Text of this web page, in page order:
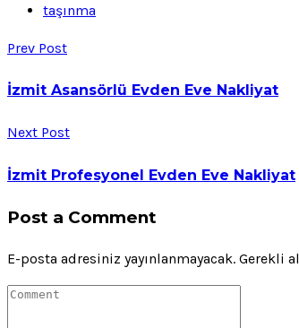
taşınma
Prev Post
İzmit Asansörlü Evden Eve Nakliyat
Next Post
İzmit Profesyonel Evden Eve Nakliyat
Post a Comment
E-posta adresiniz yayınlanmayacak. Gerekli